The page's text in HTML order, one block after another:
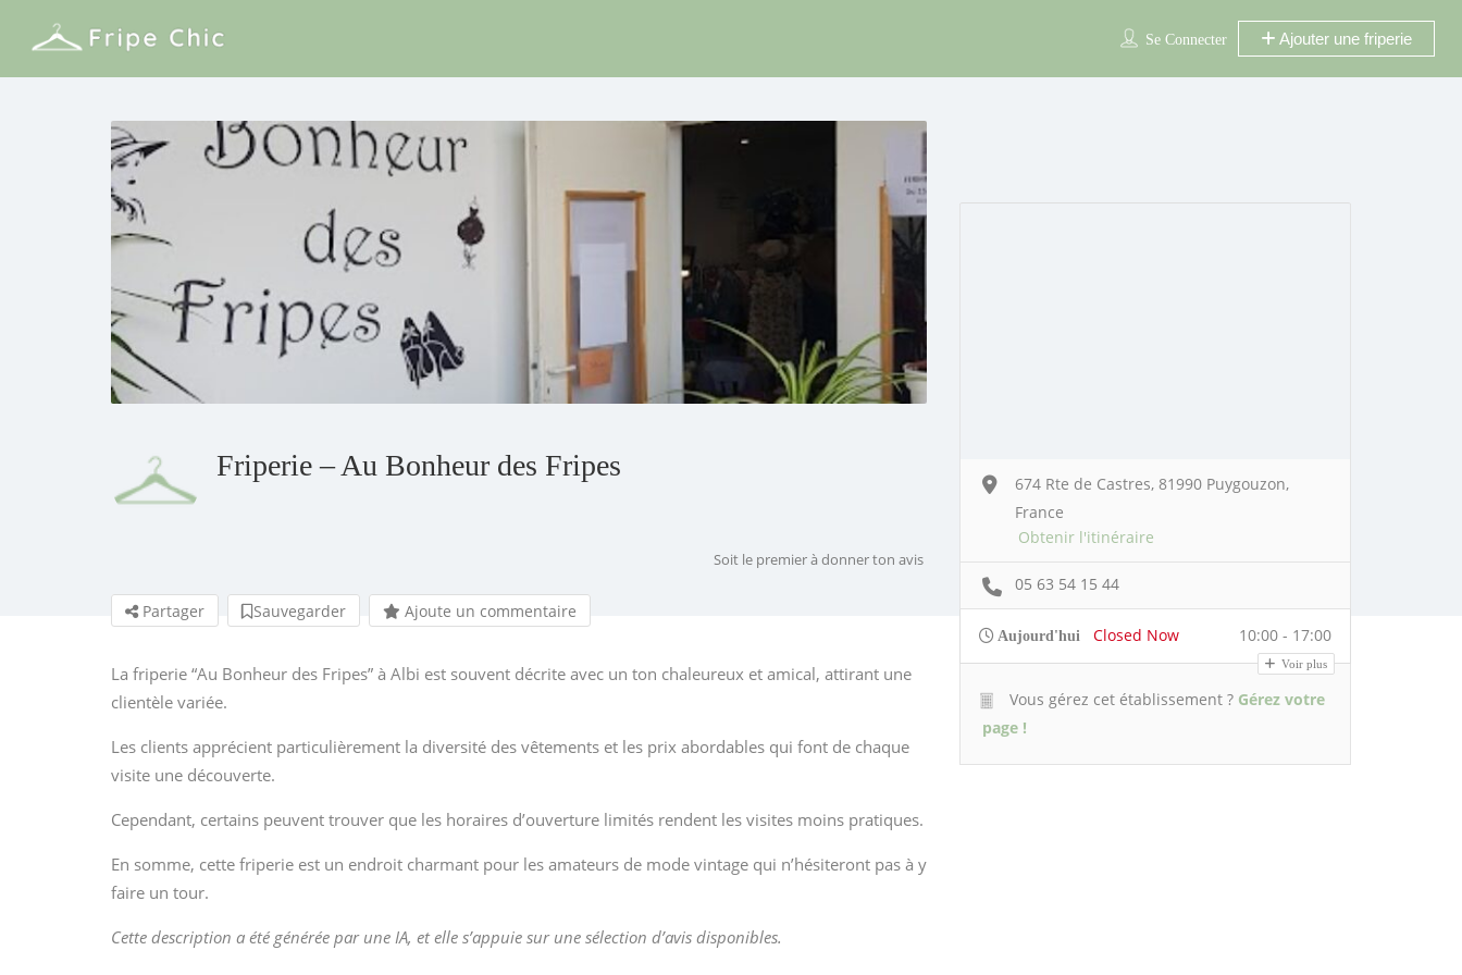
Se Connecter Ajouter une friperie
Friperie – Au Bonheur des Fripes
Soit le premier à donner ton avis
Partager Sauvegarder Ajoute un commentaire
La friperie “Au Bonheur des Fripes” à Albi est souvent décrite avec un ton chaleureux et amical, attirant une
clientèle variée.
Les clients apprécient particulièrement la diversité des vêtements et les prix abordables qui font de chaque
visite une découverte.
Cependant, certains peuvent trouver que les horaires d’ouverture limités rendent les visites moins pratiques.
En somme, cette friperie est un endroit charmant pour les amateurs de mode vintage qui n’hésiteront pas à y
faire un tour.
Cette description a été générée par une IA, et elle s’appuie sur une sélection d’avis disponibles.
674 Rte de Castres, 81990 Puygouzon,
France
Obtenir l'itinéraire
05 63 54 15 44
Aujourd'hui Closed Now 10:00 - 17:00
Voir plus
Vous gérez cet établissement ? Gérez votre
page !